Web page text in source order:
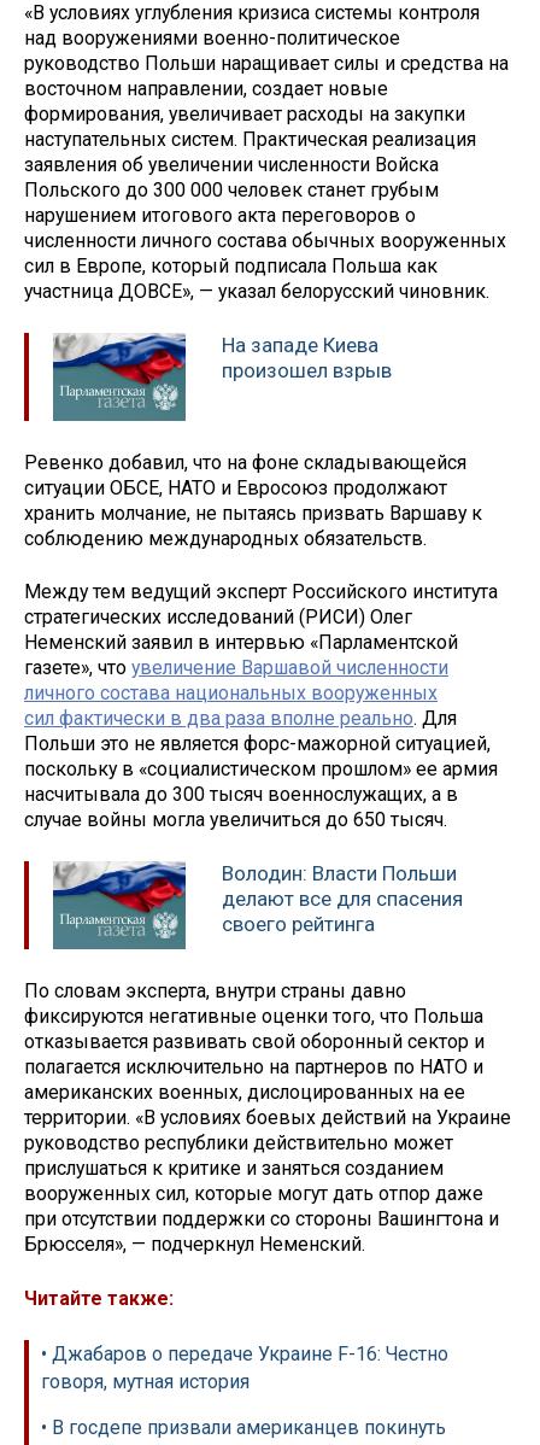
«В условиях углубления кризиса системы контроля
над вооружениями военно-политическое
руководство Польши наращивает силы и средства на
восточном направлении, создает новые
формирования, увеличивает расходы на закупки
наступательных систем. Практическая реализация
заявления об увеличении численности Войска
Польского до 300 000 человек станет грубым
нарушением итогового акта переговоров о
численности личного состава обычных вооруженных
сил в Европе, который подписала Польша как
участница ДОВСЕ», — указал белорусский чиновник.
На западе Киева
произошел взрыв
Ревенко добавил, что на фоне складывающейся
ситуации ОБСЕ, НАТО и Евросоюз продолжают
хранить молчание, не пытаясь призвать Варшаву к
соблюдению международных обязательств.
Между тем ведущий эксперт Российского института
стратегических исследований (РИСИ) Олег
Неменский заявил в интервью «Парламентской
газете», что увеличение Варшавой численности
личного состава национальных вооруженных
сил фактически в два раза вполне реально. Для
Польши это не является форс-мажорной ситуацией,
поскольку в «социалистическом прошлом» ее армия
насчитывала до 300 тысяч военнослужащих, а в
случае войны могла увеличиться до 650 тысяч.
Володин: Власти Польши
делают все для спасения
своего рейтинга
По словам эксперта, внутри страны давно
фиксируются негативные оценки того, что Польша
отказывается развивать свой оборонный сектор и
полагается исключительно на партнеров по НАТО и
американских военных, дислоцированных на ее
территории. «В условиях боевых действий на Украине
руководство республики действительно может
прислушаться к критике и заняться созданием
вооруженных сил, которые могут дать отпор даже
при отсутствии поддержки со стороны Вашингтона и
Брюсселя», — подчеркнул Неменский.
Читайте также:
• Джабаров о передаче Украине F-16: Честно
говоря, мутная история
• В госдепе призвали американцев покинуть